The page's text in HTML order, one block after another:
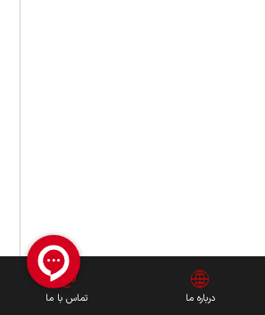
درباره ما تماس با ما